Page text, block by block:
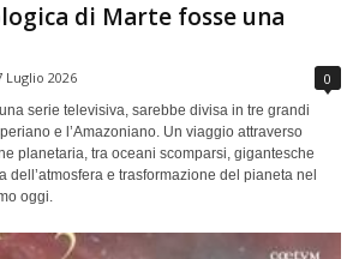
di Marte fosse una
Luglio 2026 0
serie televisiva, sarebbe divisa in tre grandi
e l’Amazoniano. Un viaggio attraverso
planetaria, tra oceani scomparsi, gigantesche
dell’atmosfera e trasformazione del pianeta nel
oggi.